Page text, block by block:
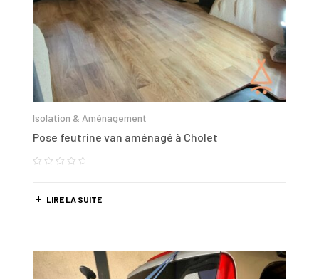
Isolation & Aménagement
Pose feutrine van aménagé à Cholet
LIRE LA SUITE